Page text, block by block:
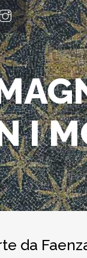
I
da